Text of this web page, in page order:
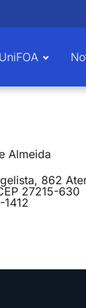
Almeida
862
27215-630